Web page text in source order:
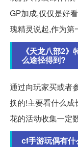
GP加成,仅仅是好
瑰精灵说起,作为第
《天龙八部2
么途径得到?
通过向玩家买或者
换的!主要看什么成
花的活动收集一定
cf手游玩偶有什